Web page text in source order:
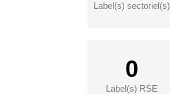
Label(s) sectoriel(s)
0
Label(s) RSE